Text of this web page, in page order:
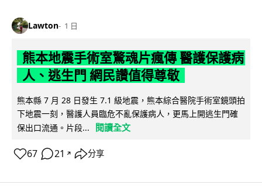
Lawton 1 日
熊本地震手術室驚魂片瘋傳 醫護保護病
人、逃生門 網民讚值得尊敬
熊本縣 7 月 28 日發生 7.1 級地震，熊本綜合醫院手術室鏡頭拍
下地震一刻，醫護人員臨危不亂保護病人，更馬上開逃生門確
保出口流通。片段...
閱讀全文
67 21 ↗ 分享